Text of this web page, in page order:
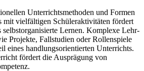
Unterrichtsmethoden und Formen
mit vielfältigen Schüleraktivitäten fördert
selbstorganisierte Lernen. Komplexe Lehr-
Projekte, Fallstudien oder Rollenspiele
eines handlungsorientierten Unterrichts.
fördert die Ausprägung von